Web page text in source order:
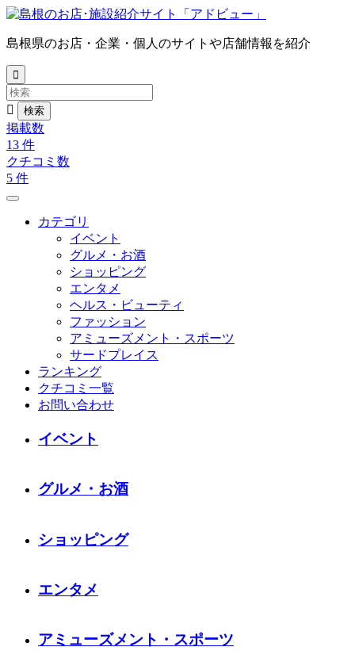
島根県のお店・企業・個人のサイトや店舗情報を紹介


掲載数
13 件
クチコミ数
5 件
カテゴリ
イベント
グルメ・お酒
ショッピング
エンタメ
ヘルス・ビューティ
ファッション
アミューズメント・スポーツ
サードプレイス
ランキング
クチコミ一覧
お問い合わせ
イベント
グルメ・お酒
ショッピング
エンタメ
アミューズメント・スポーツ